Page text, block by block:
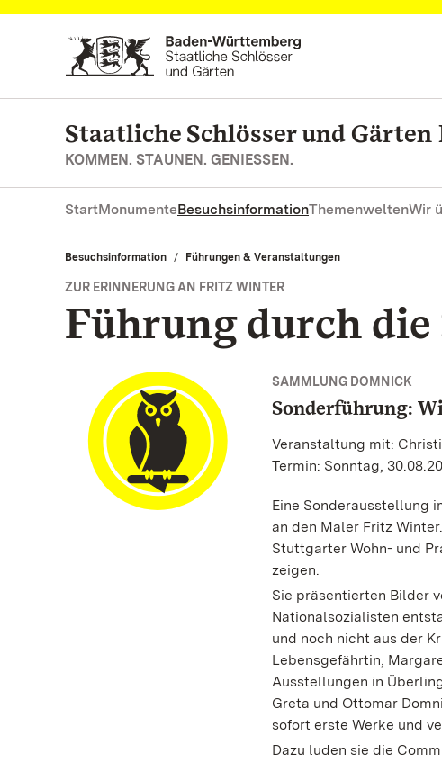
Zum Hauptinhalt springen
Staatliche Schlösser und
KOMMEN. STAUNEN. GENIESSEN.
StartMonumenteBesuchsinformationThemenweltenWir
Besuchsinformation Führungen & Veranstaltungen
ZUR ERINNERUNG AN FRITZ WINTER
Führung durch
SAMMLUNG DOMNICK
Sonderführung:
Veranstaltung mit:
Termin: Sonntag,
Eine Sonderausstellung
an den Maler Fritz
Stuttgarter Wohn- und
zeigen.
Sie präsentierten Bilder
Nationalsozialisten
und noch nicht aus der
Lebensgefährtin,
Ausstellungen in
Greta und Ottomar
sofort erste Werke und
Dazu luden sie die